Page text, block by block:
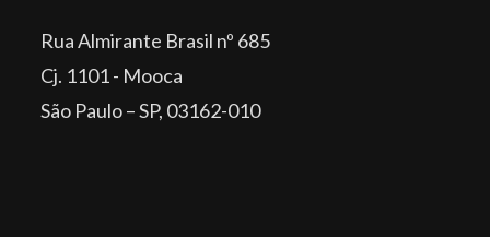
Rua Almirante Brasil nº 685
Cj. 1101 - Mooca
São Paulo – SP, 03162-010